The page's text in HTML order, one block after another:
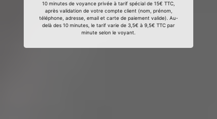
10 minutes de voyance privée à tarif spécial de 15€ TTC,
après validation de votre compte client (nom, prénom,
téléphone, adresse, email et carte de paiement valide). Au-
delà des 10 minutes, le tarif varie de 3,5€ à 9,5€ TTC par
minute selon le voyant.